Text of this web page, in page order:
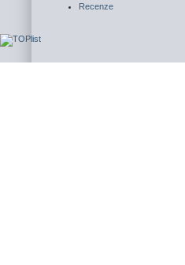
Recenze